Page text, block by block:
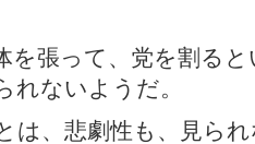
を張って、党を割る
れないようだ。
は、悲劇性も、見ら